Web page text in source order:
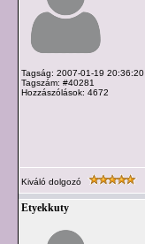
Tagság: 2007-01-19 20:36:20
Tagszám: #40281
Hozzászólások: 4672
Kiváló dolgozó
Etyekkuty